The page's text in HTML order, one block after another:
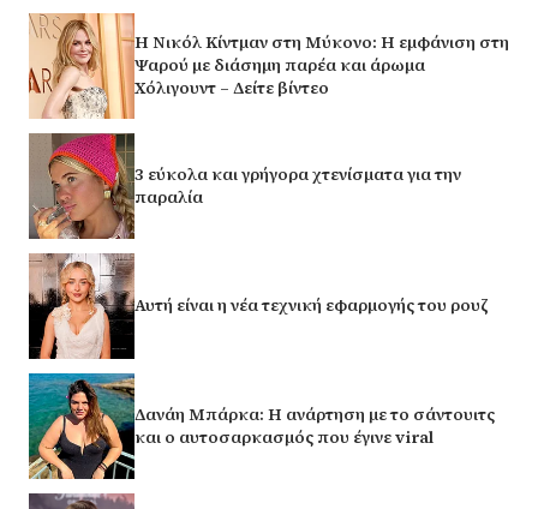
H Νικόλ Κίντμαν στη Μύκονο: Η εμφάνιση στη
Ψαρού με διάσημη παρέα και άρωμα
Χόλιγουντ – Δείτε βίντεο
3 εύκολα και γρήγορα χτενίσματα για την
παραλία
Αυτή είναι η νέα τεχνική εφαρμογής του ρουζ
Δανάη Μπάρκα: Η ανάρτηση με το σάντουιτς
και ο αυτοσαρκασμός που έγινε viral